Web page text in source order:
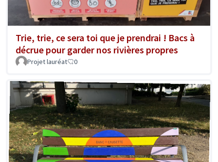
Trie, trie, ce sera toi que je prendrai ! Bacs à
décrue pour garder nos rivières propres
Projet lauréat 0